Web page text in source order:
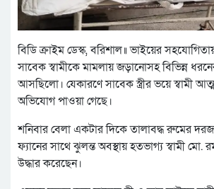
বিডি ক্রাইম ডেস্ক, বরিশাল॥ ভাইয়ের সহযোগিতায়
সাবেক স্বামীকে মামলায় জড়ানোসহ বিভিন্ন
আসছিলো। যেকারণে সাবেক স্ত্রীর ভয়ে স্বামী
অভিযোগ পাওয়া গেছে।
শনিবার বেলা একটার দিকে তালাবদ্ধ রুমের
ফ্যানের সাথে ঝুলন্ত অবস্থায় হতভাগ্য স্বামী মো.
উদ্ধার করেছেন।